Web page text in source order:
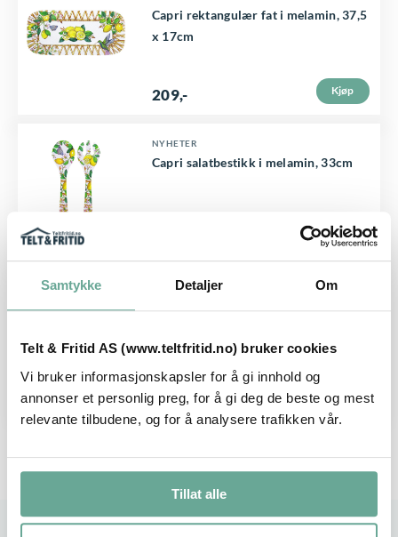
Samtykke Detaljer Om
Telt & Fritid AS (www.teltfritid.no) bruker cookies
Vi bruker informasjonskapsler for å gi innhold og
annonser et personlig preg, for å gi deg de beste og mest
relevante tilbudene, og for å analysere trafikken vår.
Tillat alle
Capri rektangulær fat i melamin, 37,5
x 17cm
209,- Kjøp
NYHETER
Capri salatbestikk i melamin, 33cm
Kjøp
NYHETER